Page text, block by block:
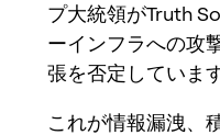
プ大統領がTruth
ーインフラへの攻
張を否定していま
これが情報漏洩、